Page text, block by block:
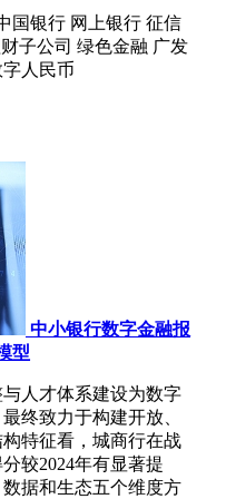
国银行 网上银行 征信
子公司 绿色金融 广发
字人民币
中小银行数字金融报
型
人才体系建设为数字
终致力于构建开放、
特征看，城商行在战
较2024年有显著提
据和生态五个维度方